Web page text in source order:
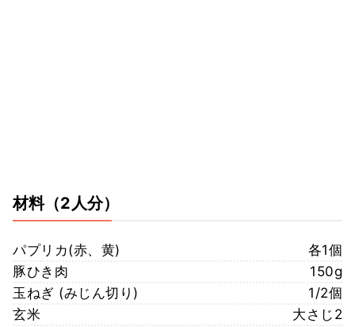
材料（2人分）
パプリカ(赤、黄)
各1個
豚ひき肉
150g
玉ねぎ (みじん切り)
1/2個
玄米
大さじ2